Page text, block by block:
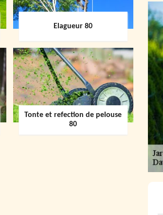
Elagueur 80
Tonte et refection de pelouse
80